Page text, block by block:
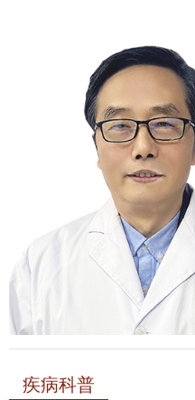
疾病科普